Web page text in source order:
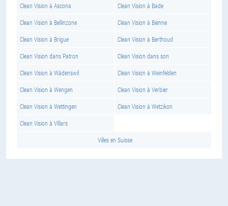
Clean Vision à Ascona Clean Vision à Bade
Clean Vision à Bellinzone Clean Vision à Bienne
Clean Vision à Brigue Clean Vision à Berthoud
Clean Vision dans Patron Clean Vision dans son
Clean Vision à Wädenswil Clean Vision à Weinfelden
Clean Vision à Wengen Clean Vision à Verbier
Clean Vision à Wettingen Clean Vision à Wetzikon
Clean Vision à Villars
Villes en Suisse